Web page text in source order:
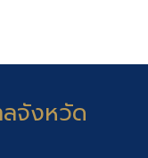
จังหวัด